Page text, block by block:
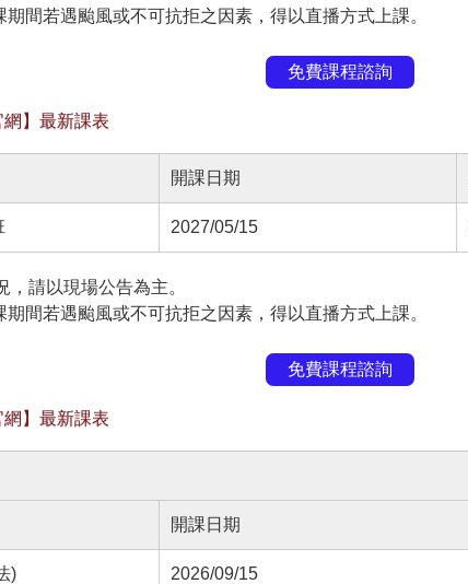
間若遇颱風或不可抗拒之因素，得以直播方式上課。
免費課程諮詢
網】最新課表
開課日期
2027/05/15
請以現場公告為主。
間若遇颱風或不可抗拒之因素，得以直播方式上課。
免費課程諮詢
網】最新課表
開課日期
) 2026/09/15